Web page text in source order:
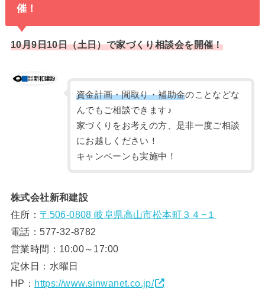
催！
10月9日10日（土日）で家づくり相談会を開催！
資金計画・間取り・補助金のことなどな
んでもご相談できます♪
家づくりをお考えの方、是非一度ご相談
にお越しください！
キャンペーンも実施中！
株式会社新和建設
住所： 〒506-0808 岐阜県高山市松本町３４−１
電話：577-32-8782
営業時間：10:00～17:00
定休日：水曜日
HP： https://www.sinwanet.co.jp/